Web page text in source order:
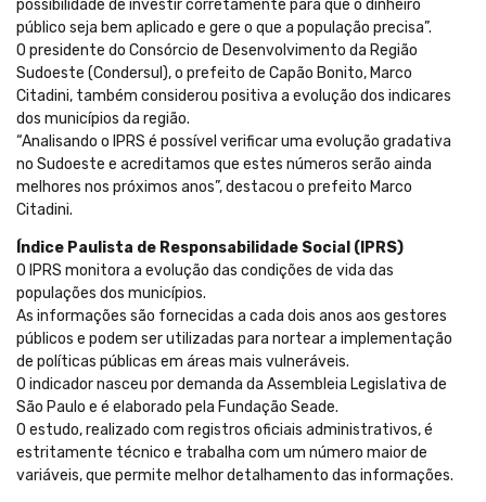
possibilidade de investir corretamente para que o dinheiro
público seja bem aplicado e gere o que a população precisa”.
O presidente do Consórcio de Desenvolvimento da Região
Sudoeste (Condersul), o prefeito de Capão Bonito, Marco
Citadini, também considerou positiva a evolução dos indicares
dos municípios da região.
“Analisando o IPRS é possível verificar uma evolução gradativa
no Sudoeste e acreditamos que estes números serão ainda
melhores nos próximos anos”, destacou o prefeito Marco
Citadini.
Índice Paulista de Responsabilidade Social (IPRS)
O IPRS monitora a evolução das condições de vida das
populações dos municípios.
As informações são fornecidas a cada dois anos aos gestores
públicos e podem ser utilizadas para nortear a implementação
de políticas públicas em áreas mais vulneráveis.
O indicador nasceu por demanda da Assembleia Legislativa de
São Paulo e é elaborado pela Fundação Seade.
O estudo, realizado com registros oficiais administrativos, é
estritamente técnico e trabalha com um número maior de
variáveis, que permite melhor detalhamento das informações.